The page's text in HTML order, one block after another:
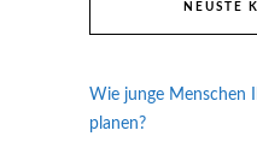
NEUSTE
Wie junge Menschen
planen?